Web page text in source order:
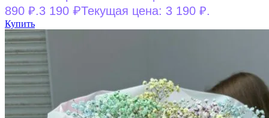
890 ₽.3 190 ₽Текущая цена: 3 190 ₽.
Купить